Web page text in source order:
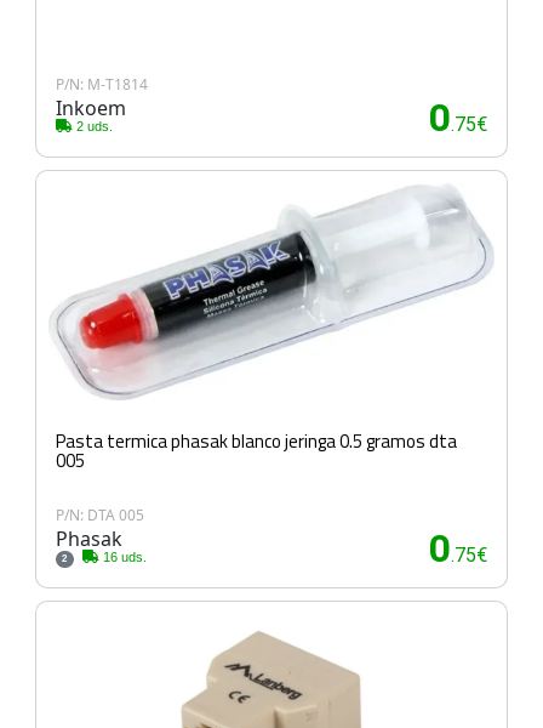
P/N: M-T1814
Inkoem
2 uds. 0.75€
Pasta termica phasak blanco jeringa 0.5 gramos dta
005
P/N: DTA 005
Phasak
2 16 uds. 0.75€